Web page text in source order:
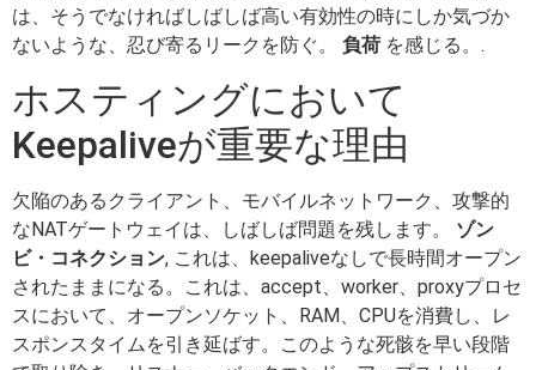
は、そうでなければしばしば高い有効性の時にしか気づか
ないような、忍び寄るリークを防ぐ。 負荷 を感じる。.
ホスティングにおいて
Keepaliveが重要な理由
欠陥のあるクライアント、モバイルネットワーク、攻撃的
なNATゲートウェイは、しばしば問題を残します。 ゾン
ビ・コネクション, これは、keepaliveなしで長時間オープン
されたままになる。これは、accept、worker、proxyプロセ
スにおいて、オープンソケット、RAM、CPUを消費し、レ
スポンスタイムを引き延ばす。このような死骸を早い段階